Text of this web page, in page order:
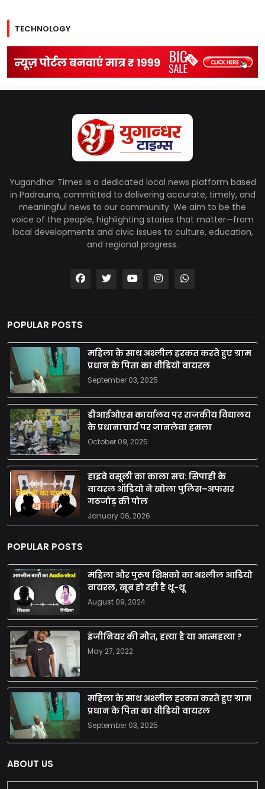
TECHNOLOGY
Yugandhar Times is a dedicated local news platform based
in Padrauna, committed to delivering accurate, timely, and
meaningful news to our community. We aim to be the
voice of the people, highlighting stories that matter—from
local developments and civic issues to culture, education,
and regional progress.
POPULAR POSTS
महिला के साथ अश्लील हरकत करते हुए ग्राम
प्रधान के पिता का वीडियो वायरल
September 03, 2025
डीआईओएस कार्यालय पर राजकीय विद्यालय
के प्रधानाचार्य पर जानलेवा हमला
October 09, 2025
हाइवे वसूली का काला सच: सिपाही के
वायरल ऑडियो ने खोला पुलिस–अफसर
गठजोड़ की पोल
January 06, 2026
POPULAR POSTS
महिला और पुरुष शिक्षको का अश्लील आडियो
वायरल, खूब हो रही है थू-थू
August 09, 2024
इंजीनियर की मौत, हत्या है या आत्महत्या ?
May 27, 2022
महिला के साथ अश्लील हरकत करते हुए ग्राम
प्रधान के पिता का वीडियो वायरल
September 03, 2025
ABOUT US